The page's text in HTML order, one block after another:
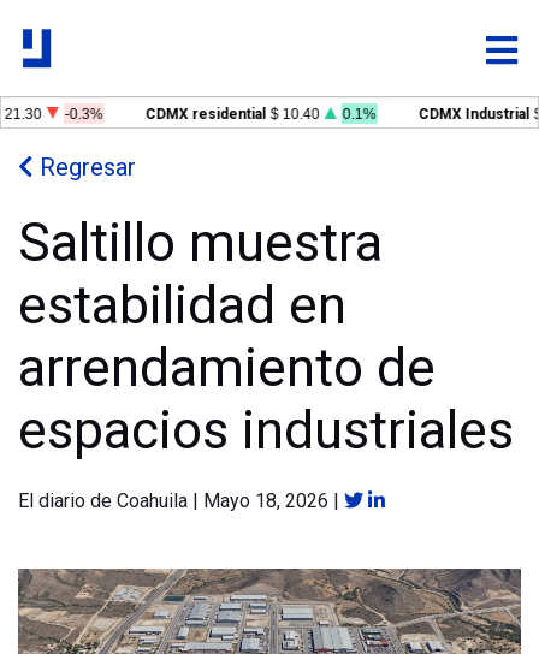
-0.3% CDMX residential $ 10.40 0.1% CDMX Industrial $
Regresar
Saltillo muestra
estabilidad en
arrendamiento de
espacios industriales
El diario de Coahuila | Mayo 18, 2026 |